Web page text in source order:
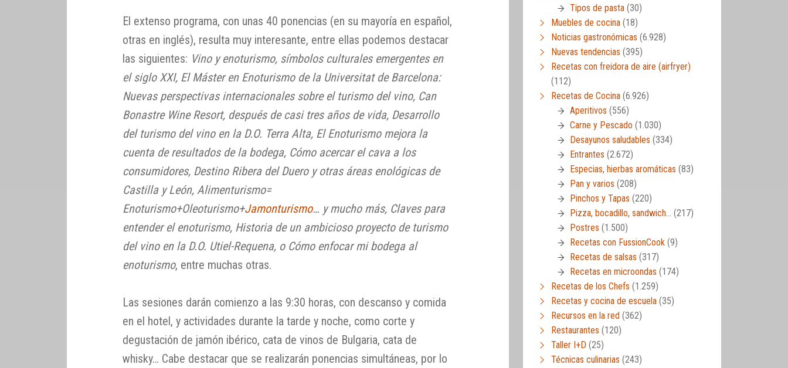
El extenso programa, con unas 40 ponencias (en su mayoría en español,
otras en inglés), resulta muy interesante, entre ellas podemos destacar
las siguientes: Vino y enoturismo, símbolos culturales emergentes en
el siglo XXI, El Máster en Enoturismo de la Universitat de Barcelona:
Nuevas perspectivas internacionales sobre el turismo del vino, Can
Bonastre Wine Resort, después de casi tres años de vida, Desarrollo
del turismo del vino en la D.O. Terra Alta, El Enoturismo mejora la
cuenta de resultados de la bodega, Cómo acercar el cava a los
consumidores, Destino Ribera del Duero y otras áreas enológicas de
Castilla y León, Alimenturismo=
Enoturismo+Oleoturismo+Jamonturismo… y mucho más, Claves para
entender el enoturismo, Historia de un ambicioso proyecto de turismo
del vino en la D.O. Utiel-Requena, o Cómo enfocar mi bodega al
enoturismo, entre muchas otras.
Las sesiones darán comienzo a las 9:30 horas, con descanso y comida
en el hotel, y actividades durante la tarde y noche, como corte y
degustación de jamón ibérico, cata de vinos de Bulgaria, cata de
whisky… Cabe destacar que se realizarán ponencias simultáneas, por lo
Tipos de pasta (30)
Muebles de cocina (18)
Noticias gastronómicas (6.928)
Nuevas tendencias (395)
Recetas con freidora de aire (airfryer)
(112)
Recetas de Cocina (6.926)
Aperitivos (556)
Carne y Pescado (1.030)
Desayunos saludables (334)
Entrantes (2.672)
Especias, hierbas aromáticas (83)
Pan y varios (208)
Pinchos y Tapas (220)
Pizza, bocadillo, sandwich… (217)
Postres (1.500)
Recetas con FussionCook (9)
Recetas de salsas (317)
Recetas en microondas (174)
Recetas de los Chefs (1.259)
Recetas y cocina de escuela (35)
Recursos en la red (362)
Restaurantes (120)
Taller I+D (25)
Técnicas culinarias (243)